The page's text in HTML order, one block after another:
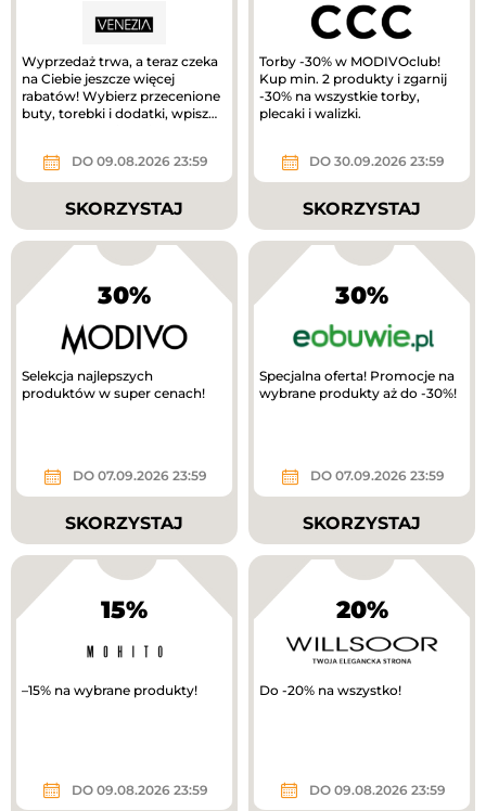
Wyprzedaż trwa, a teraz czeka
na Ciebie jeszcze więcej
rabatów! Wybierz przecenione
buty, torebki i dodatki, wpisz
DO 09.08.2026 23:59
SKORZYSTAJ
Torby -30% w MODIVOclub!
Kup min. 2 produkty i zgarnij
-30% na wszystkie torby,
plecaki i walizki.
DO 30.09.2026 23:59
SKORZYSTAJ
30%
Selekcja najlepszych
produktów w super cenach!
DO 07.09.2026 23:59
SKORZYSTAJ
30%
Specjalna oferta! Promocje na
wybrane produkty aż do -30%!
DO 07.09.2026 23:59
SKORZYSTAJ
15%
–15% na wybrane produkty!
DO 09.08.2026 23:59
20%
Do -20% na wszystko!
DO 09.08.2026 23:59